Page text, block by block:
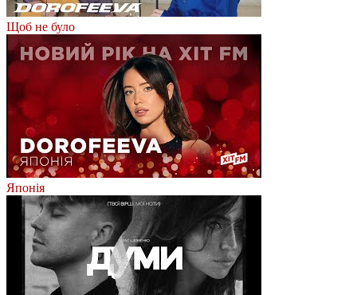
Щоб не було
Японія